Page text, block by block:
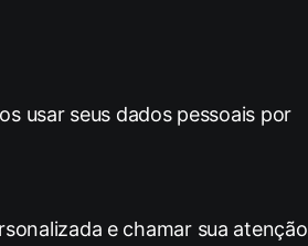
usar seus dados pessoais por
e chamar sua atenção